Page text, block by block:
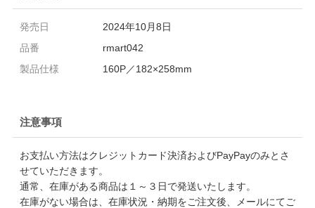
発売日
2024年10月8日
品番
rmart042
製品仕様
160P／182×258mm
注意事項
お支払い方法はクレジットカード決済およびPayPayのみとさ
せていただきます。
通常、在庫がある商品は１～３日で発送いたします。
在庫がない場合は、在庫状況・納期をご注文後、メールにてご